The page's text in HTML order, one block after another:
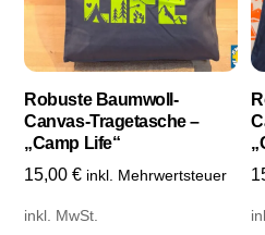
Robuste Baumwoll-
Canvas-Tragetasche –
„Camp Life“
15,00€ inkl. Mehrwertsteuer
inkl. MwSt.